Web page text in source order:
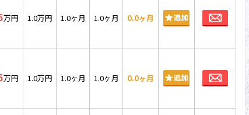
万円 1.0万円 1.0ヶ月 1.0ヶ月 0.0ヶ月 お問
万円 1.0万円 1.0ヶ月 1.0ヶ月 0.0ヶ月 お問